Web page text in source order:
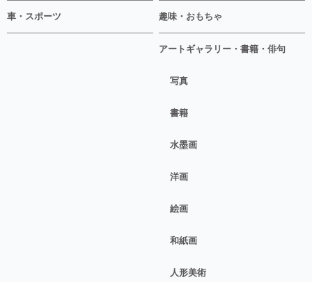
車・スポーツ 趣味・おもちゃ
アートギャラリー・書籍・俳句
写真
書籍
水墨画
洋画
絵画
和紙画
人形美術